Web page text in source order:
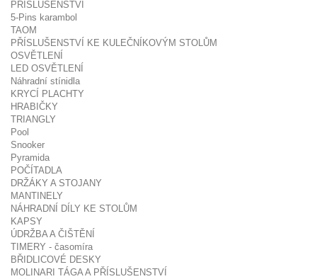
PŘÍSLUŠENSTVÍ
5-Pins karambol
TAOM
PŘÍSLUŠENSTVÍ KE KULEČNÍKOVÝM STOLŮM
OSVĚTLENÍ
LED OSVĚTLENÍ
Náhradní stínidla
KRYCÍ PLACHTY
HRABIČKY
TRIANGLY
Pool
Snooker
Pyramida
POČÍTADLA
DRŽÁKY A STOJANY
MANTINELY
NÁHRADNÍ DÍLY KE STOLŮM
KAPSY
ÚDRŽBA A ČIŠTĚNÍ
TIMERY - časomíra
BŘIDLICOVÉ DESKY
MOLINARI TÁGA A PŘÍSLUŠENSTVÍ